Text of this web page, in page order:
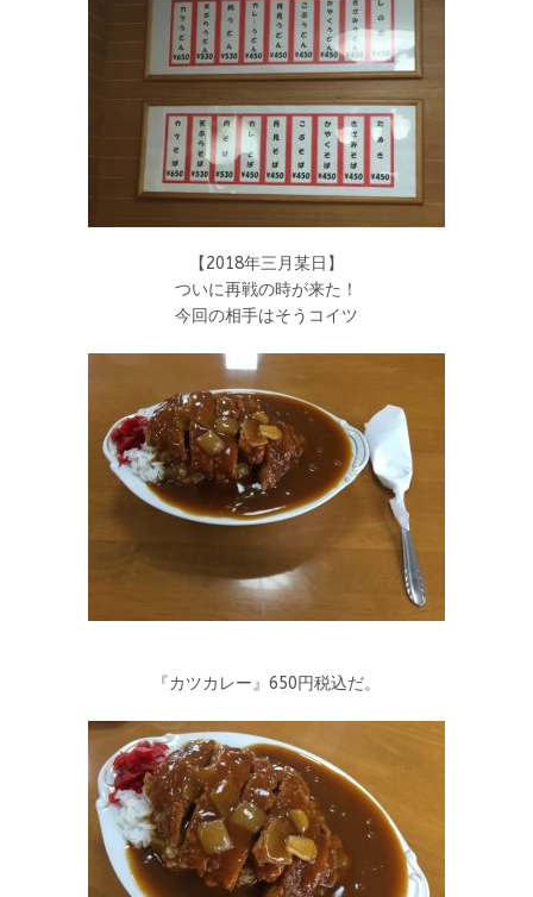
【2018年三月某日】
ついに再戦の時が来た！
今回の相手はそうコイツ
『カツカレー』650円税込だ。